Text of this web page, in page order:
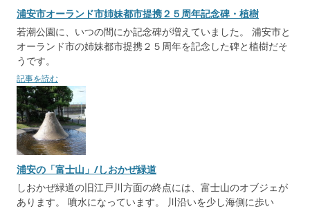
浦安市オーランド市姉妹都市提携２５周年記念碑・植樹
若潮公園に、いつの間にか記念碑が増えていました。 浦安市と
オーランド市の姉妹都市提携２５周年を記念した碑と植樹だそ
うです。
記事を読む
浦安の「富士山」/しおかぜ緑道
しおかぜ緑道の旧江戸川方面の終点には、富士山のオブジェが
あります。 噴水になっています。 川沿いを少し海側に歩い